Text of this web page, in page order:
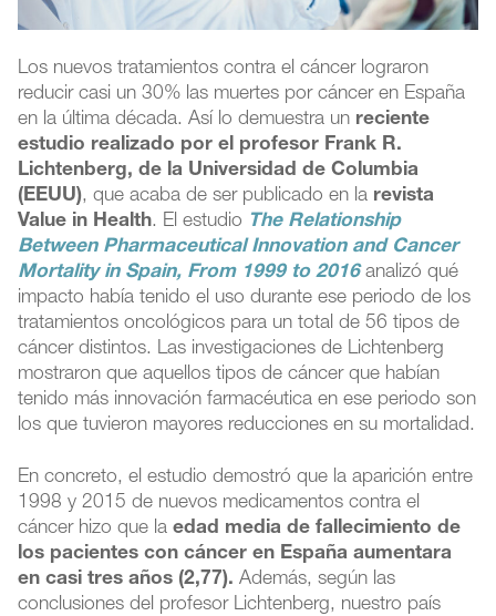
Los nuevos tratamientos contra el cáncer lograron
reducir casi un 30% las muertes por cáncer en España
en la última década. Así lo demuestra un reciente
estudio realizado por el profesor Frank R.
Lichtenberg, de la Universidad de Columbia
(EEUU), que acaba de ser publicado en la revista
Value in Health. El estudio The Relationship
Between Pharmaceutical Innovation and Cancer
Mortality in Spain, From 1999 to 2016analizó qué
impacto había tenido el uso durante ese periodo de los
tratamientos oncológicos para un total de 56 tipos de
cáncer distintos. Las investigaciones de Lichtenberg
mostraron que aquellos tipos de cáncer que habían
tenido más innovación farmacéutica en ese periodo son
los que tuvieron mayores reducciones en su mortalidad.
En concreto, el estudio demostró que la aparición entre
1998 y 2015 de nuevos medicamentos contra el
cáncer hizo que laedad media de fallecimiento de
los pacientes con cáncer en España aumentara
en casi tres años (2,77). Además, según las
conclusiones del profesor Lichtenberg, nuestro país